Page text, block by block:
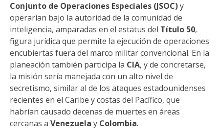
Conjunto de Operaciones Especiales (JSOC)y
operarían bajo la autoridad de la comunidad de
inteligencia, amparadas en el estatus del Título 50,
figura jurídica que permite la ejecución de operaciones
encubiertas fuera del marco militar convencional. En la
planeación también participa la CIA, y de concretarse,
la misión sería manejada con un alto nivel de
secretismo, similar al de los ataques estadounidenses
recientes en el Caribe y costas del Pacífico, que
habrían causado decenas de muertes en áreas
cercanas a Venezuela y Colombia.